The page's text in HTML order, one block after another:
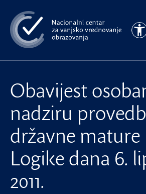
na
glavni
sadržaj
Obavijest
nadziru
državne mature
Logike dana 6.
2011.